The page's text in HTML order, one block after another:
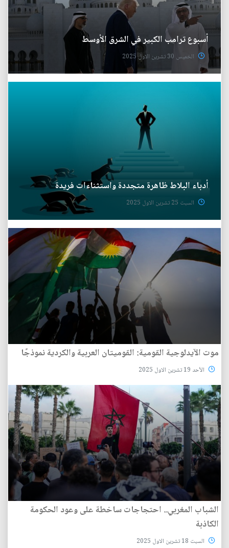
أسبوع ترامب الكبير في الشرق الأوسط
الخميس 30 تشرين الاول 2025
أدباء البلاط ظاهرة متجددة واستثناءات فريدة
السبت 25 تشرين الاول 2025
موت الآيدلوجية القومية: القوميتان العربية والكردية نموذجًا
الأحد 19 تشرين الاول 2025
الشباب المغربي.. احتجاجات ساخطة على وعود الحكومة
الكاذبة
السبت 18 تشرين الاول 2025